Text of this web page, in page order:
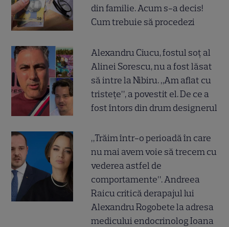
din familie. Acum s-a decis!
Cum trebuie să procedezi
Alexandru Ciucu, fostul soț al
Alinei Sorescu, nu a fost lăsat
să intre la Nibiru. „Am aflat cu
tristețe”, a povestit el. De ce a
fost întors din drum designerul
„Trăim într-o perioadă în care
nu mai avem voie să trecem cu
vederea astfel de
comportamente”. Andreea
Raicu critică derapajul lui
Alexandru Rogobete la adresa
medicului endocrinolog Ioana